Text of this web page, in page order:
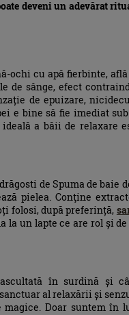
deveni un adevărat
ochi cu apă fierbinte,
de sânge, efect
de epuizare,
e bine să fie imediat
a băii de relaxare
de Spuma de baie
pielea. Conţine
folosi, după preferință,
la un lapte ce are rol și
în surdină și
al relaxării și
magice. Doar suntem în